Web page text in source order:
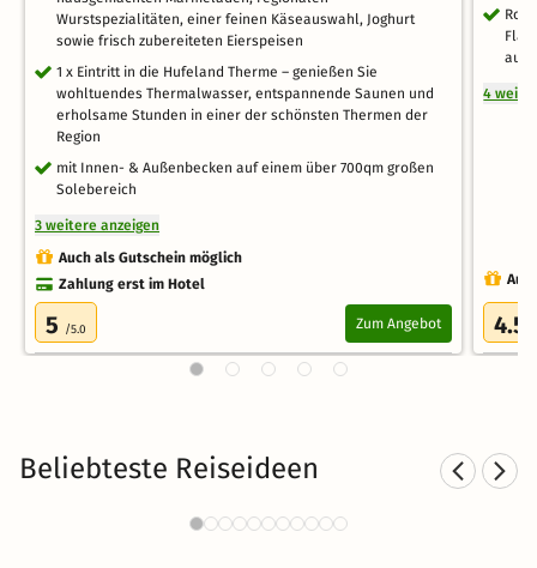
Wurstspezialitäten, einer feinen Käseauswahl, Joghurt
sowie frisch zubereiteten Eierspeisen
1 x Eintritt in die Hufeland Therme – genießen Sie
wohltuendes Thermalwasser, entspannende Saunen und
erholsame Stunden in einer der schönsten Thermen der
Region
mit Innen- & Außenbecken auf einem über 700qm großen
Solebereich
3 weitere anzeigen
Auch als Gutschein möglich
Zahlung erst im Hotel
5 /5.0 Zum Angebot
auf
4
4.5
Beliebteste Reiseideen
Romantische Hotels im